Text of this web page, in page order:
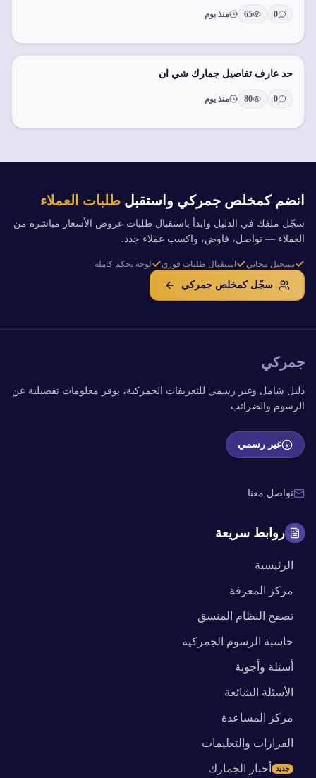
0
65 منذ يوم
حد عارف تفاصيل جمارك شي ان
0
80 منذ يوم
انضم كمخلص جمركي واستقبل طلبات العملاء
سجّل ملفك في الدليل وابدأ باستقبال طلبات عروض الأسعار مباشرة من
العملاء — تواصل، فاوض، واكسب عملاء جدد.
تسجيل مجاني استقبال طلبات فوري لوحة تحكم كاملة
سجّل كمخلص جمركي
جمركي
دليل شامل وغير رسمي للتعريفات الجمركية، يوفر معلومات تفصيلية عن
الرسوم والضرائب
غير رسمي
تواصل معنا
روابط سريعة
الرئيسية
مركز المعرفة
تصفح النظام المنسق
حاسبة الرسوم الجمركية
أسئلة وأجوبة
الأسئلة الشائعة
مركز المساعدة
القرارات والتعليمات
أخبار الجمارك جديد